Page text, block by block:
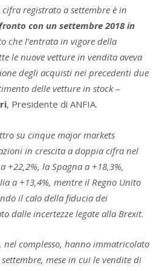
cifra registrato a settembre è in
con un settembre 2018 in
che l’entrata in vigore della
le nuove vetture in vendita aveva
degli acquisti nei precedenti due
delle vetture in stock–
, Presidente di ANFIA.
su cinque major markets
in crescita a doppia cifra nel
+22,2%, la Spagna a +18,3%,
a +13,4%, mentre il Regno Unito
il calo della fiducia dei
dalle incertezze legate alla Brexit.
nel complesso, hanno immatricolato
mese in cui le vendite di